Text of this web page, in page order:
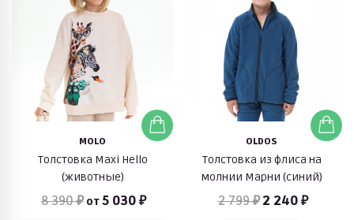
MOLO
Толстовка Maxi Hello
(животные)
8 390 ₽ от5 030 ₽
OLDOS
Толстовка из флиса на
молнии Марни (синий)
2 799 ₽ 2 240 ₽